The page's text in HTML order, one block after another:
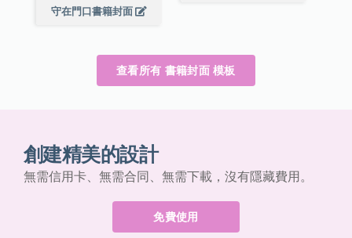
守在門口書籍封面
查看所有 書籍封面 模板
創建精美的設計
無需信用卡、無需合同、無需下載，沒有隱藏費用。
免費使用